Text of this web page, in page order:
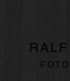
RALF